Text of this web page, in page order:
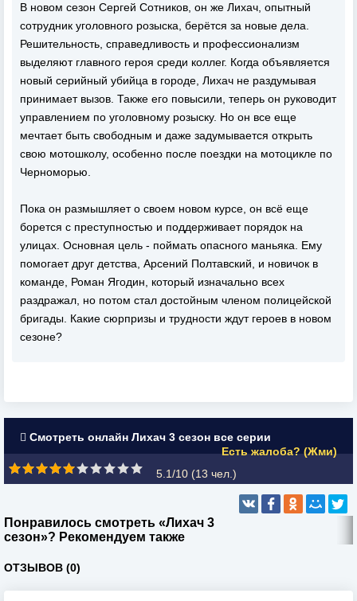
В новом сезон Сергей Сотников, он же Лихач, опытный
сотрудник уголовного розыска, берётся за новые дела.
Решительность, справедливость и профессионализм
выделяют главного героя среди коллег. Когда объявляется
новый серийный убийца в городе, Лихач не раздумывая
принимает вызов. Также его повысили, теперь он руководит
управлением по уголовному розыску. Но он все еще
мечтает быть свободным и даже задумывается открыть
свою мотошколу, особенно после поездки на мотоцикле по
Черноморью.
Пока он размышляет о своем новом курсе, он всё еще
борется с преступностью и поддерживает порядок на
улицах. Основная цель - поймать опасного маньяка. Ему
помогает друг детства, Арсений Полтавский, и новичок в
команде, Роман Ягодин, который изначально всех
раздражал, но потом стал достойным членом полицейской
бригады. Какие сюрпризы и трудности ждут героев в новом
сезоне?
Смотреть онлайн Лихач 3 сезон все серии
Есть жалоба? (Жми)
5.1/10 (13 чел.)
Понравилось смотреть «Лихач 3
сезон»? Рекомендуем также
ОТЗЫВОВ (0)